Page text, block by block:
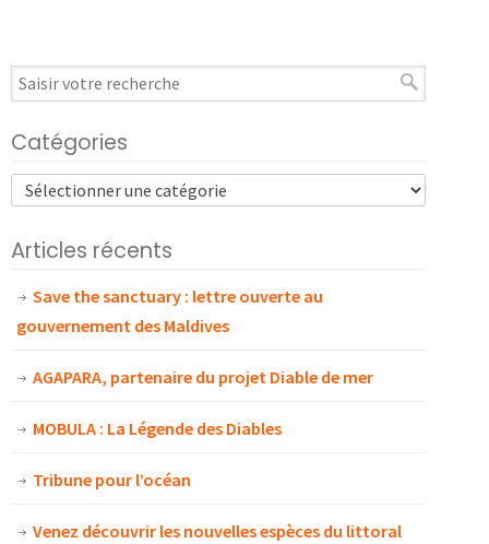
Catégories
Articles récents
Save the sanctuary : lettre ouverte au
gouvernement des Maldives
AGAPARA, partenaire du projet Diable de mer
MOBULA : La Légende des Diables
Tribune pour l’océan
Venez découvrir les nouvelles espèces du littoral